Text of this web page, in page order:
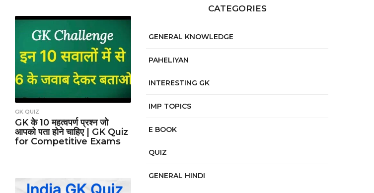
GK QUIZ
GK के 10 महत्वपर्ण प्रश्न जो
आपको पता होने चाहिए | GK Quiz
for Competitive Exams
CATEGORIES
GENERAL KNOWLEDGE
PAHELIYAN
INTERESTING GK
IMP TOPICS
E BOOK
QUIZ
GENERAL HINDI